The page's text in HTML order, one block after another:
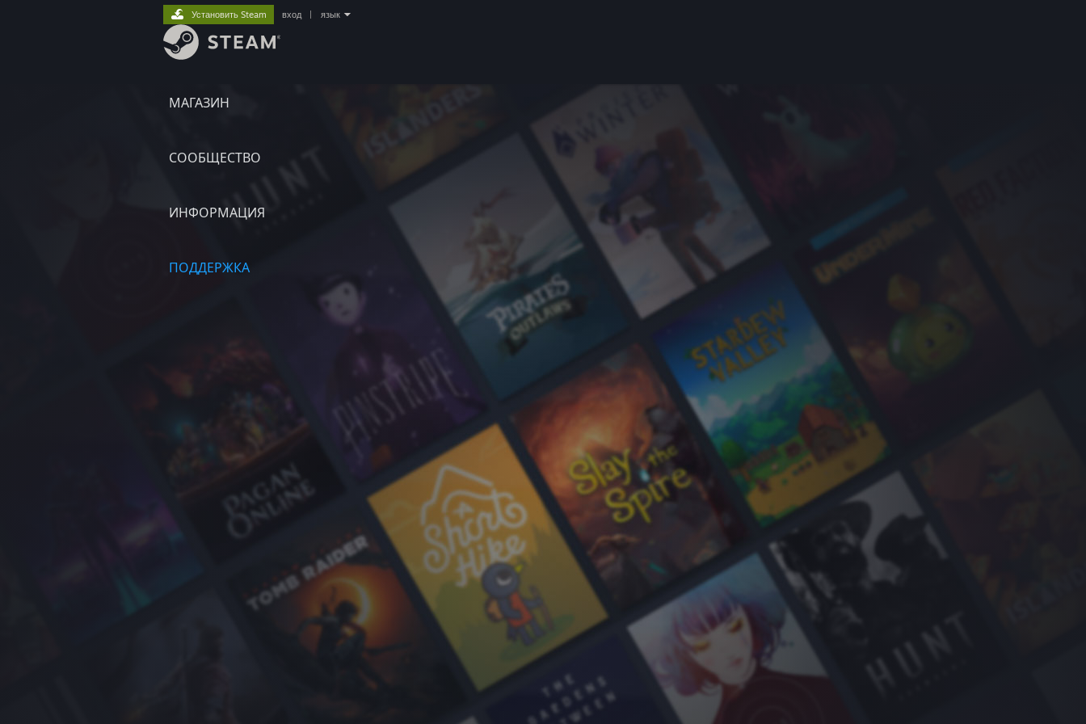
МАГАЗИН
СООБЩЕСТВО
ИНФОРМАЦИЯ
ПОДДЕРЖКА
Установить Steam вход язык